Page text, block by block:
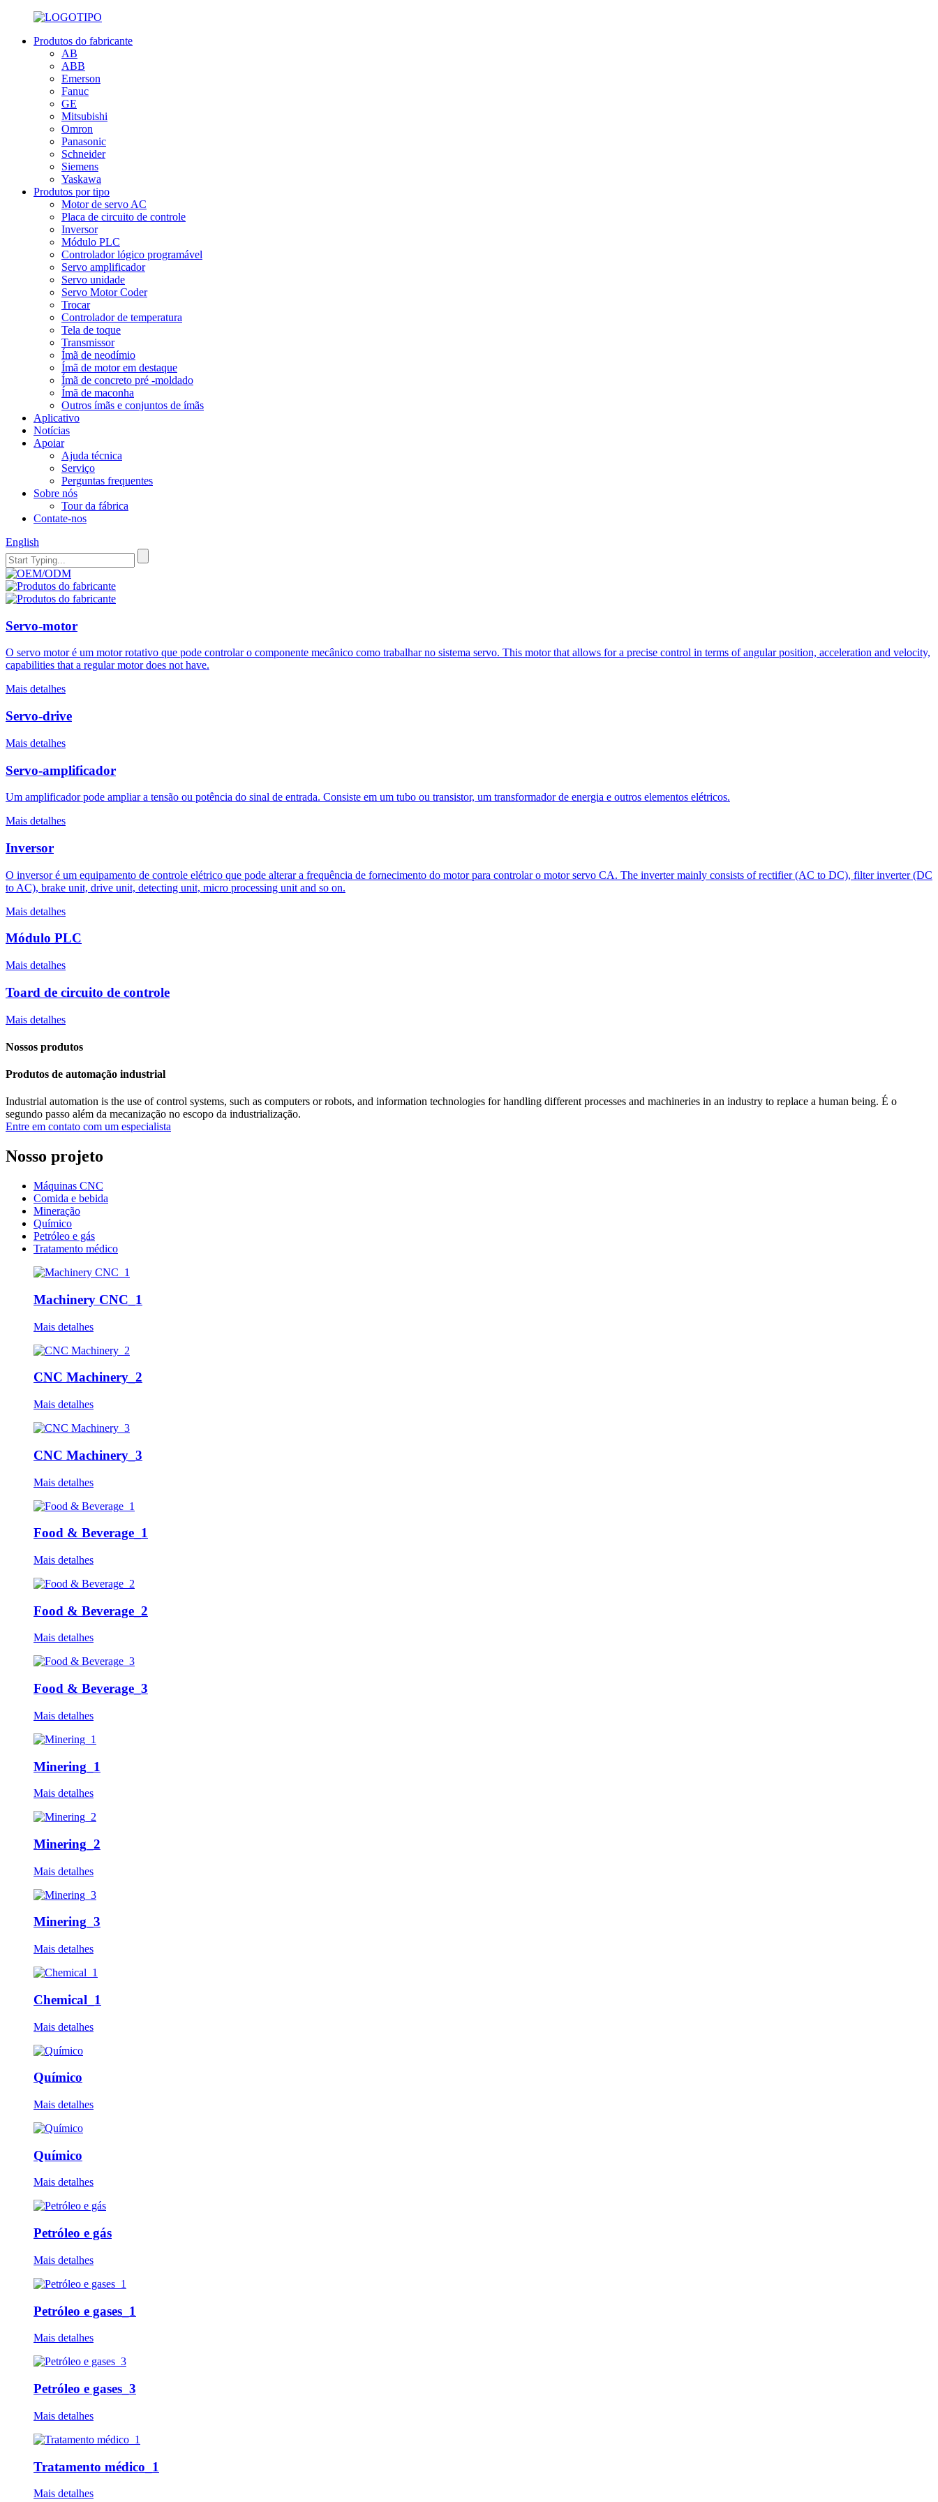
Produtos do fabricante
AB
ABB
Emerson
Fanuc
GE
Mitsubishi
Omron
Panasonic
Schneider
Siemens
Yaskawa
Produtos por tipo
Motor de servo AC
Placa de circuito de controle
Inversor
Módulo PLC
Controlador lógico programável
Servo amplificador
Servo unidade
Servo Motor Coder
Trocar
Controlador de temperatura
Tela de toque
Transmissor
Ímã de neodímio
Ímã de motor em destaque
Ímã de concreto pré -moldado
Ímã de maconha
Outros ímãs e conjuntos de ímãs
Aplicativo
Notícias
Apoiar
Ajuda técnica
Serviço
Perguntas frequentes
Sobre nós
Tour da fábrica
Contate-nos
English
Servo-motor
O servo motor é um motor rotativo que pode controlar o componente mecânico como trabalhar no sistema servo. This motor that allows for a precise control in terms of angular position, acceleration and velocity,
capabilities that a regular motor does not have.
Mais detalhes
Servo-drive
Mais detalhes
Servo-amplificador
Um amplificador pode ampliar a tensão ou potência do sinal de entrada. Consiste em um tubo ou transistor, um transformador de energia e outros elementos elétricos.
Mais detalhes
Inversor
O inversor é um equipamento de controle elétrico que pode alterar a frequência de fornecimento do motor para controlar o motor servo CA. The inverter mainly consists of rectifier (AC to DC), filter inverter (DC
to AC), brake unit, drive unit, detecting unit, micro processing unit and so on.
Mais detalhes
Módulo PLC
Mais detalhes
Toard de circuito de controle
Mais detalhes
Nossos produtos
Produtos de automação industrial
Industrial automation is the use of control systems, such as computers or robots, and information technologies for handling different processes and machineries in an industry to replace a human being. É o
segundo passo além da mecanização no escopo da industrialização.
Entre em contato com um especialista
Nosso projeto
Máquinas CNC
Comida e bebida
Mineração
Químico
Petróleo e gás
Tratamento médico
Machinery CNC_1
Mais detalhes
CNC Machinery_2
Mais detalhes
CNC Machinery_3
Mais detalhes
Food & Beverage_1
Mais detalhes
Food & Beverage_2
Mais detalhes
Food & Beverage_3
Mais detalhes
Minering_1
Mais detalhes
Minering_2
Mais detalhes
Minering_3
Mais detalhes
Chemical_1
Mais detalhes
Químico
Mais detalhes
Químico
Mais detalhes
Petróleo e gás
Mais detalhes
Petróleo e gases_1
Mais detalhes
Petróleo e gases_3
Mais detalhes
Tratamento médico_1
Mais detalhes